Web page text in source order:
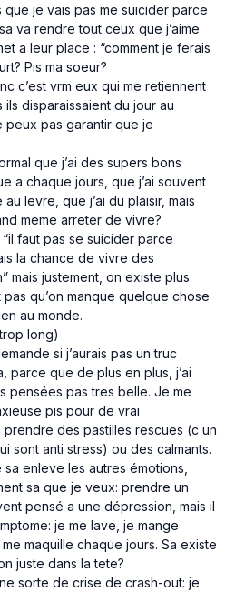
que je vais pas me suicider parce
va rendre tout ceux que j’aime
a leur place : “comment je ferais
Pis ma soeur?
c’est vrm eux qui me retiennent
ils disparaissaient du jour au
peux pas garantir que je
que j’ai des supers bons
a chaque jours, que j’ai souvent
levre, que j’ai du plaisir, mais
meme arreter de vivre?
faut pas se suicider parce
la chance de vivre des
mais justement, on existe plus
qu’on manque quelque chose
au monde.
long)
si j’aurais pas un truc
parce que de plus en plus, j’ai
pensées pas tres belle. Je me
pis pour de vrai
prendre des pastilles rescues (c un
sont anti stress) ou des calmants.
enleve les autres émotions,
sa que je veux: prendre un
pensé a une dépression, mais il
je me lave, je mange
maquille chaque jours. Sa existe
juste dans la tete?
sorte de crise de crash-out: je